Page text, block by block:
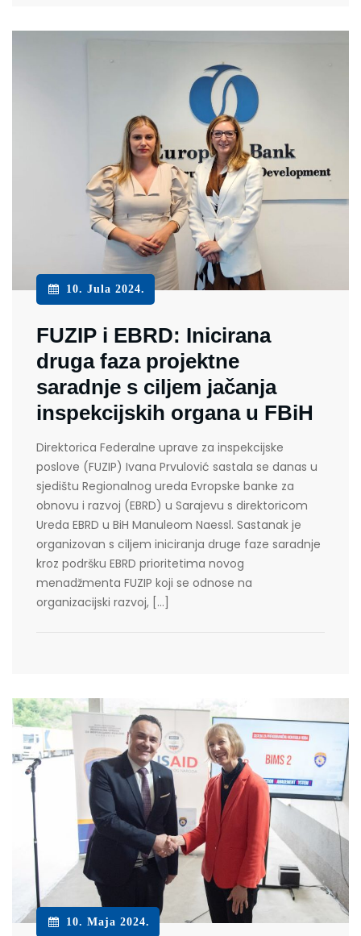
10. Jula 2024.
FUZIP i EBRD: Inicirana
druga faza projektne
saradnje s ciljem jačanja
inspekcijskih organa u FBiH
Direktorica Federalne uprave za inspekcijske
poslove (FUZIP) Ivana Prvulović sastala se danas u
sjedištu Regionalnog ureda Evropske banke za
obnovu i razvoj (EBRD) u Sarajevu s direktoricom
Ureda EBRD u BiH Manuleom Naessl. Sastanak je
organizovan s ciljem iniciranja druge faze saradnje
kroz podršku EBRD prioritetima novog
menadžmenta FUZIP koji se odnose na
organizacijski razvoj, […]
10. Maja 2024.